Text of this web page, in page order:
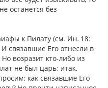
останется без
к Пилату (см. Ин. 18:
связавшие Его отнесли в
возразит кто-либо из
не был царь; итак,
как связавшие Его